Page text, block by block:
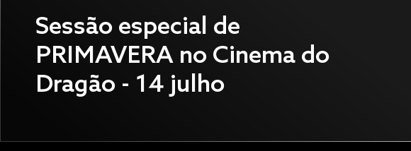
Sessão especial de
PRIMAVERA no Cinema do
Dragão - 14 julho